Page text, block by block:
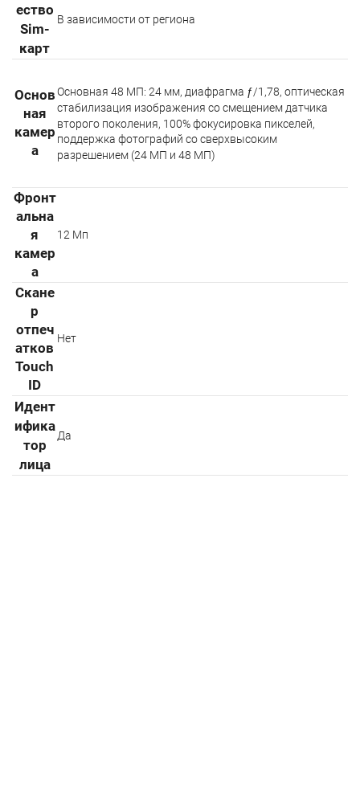
ество
Sim-
карт
В зависимости от региона
Основ
ная
камер
а
Основная 48 МП: 24 мм, диафрагма ƒ/1,78, оптическая
стабилизация изображения со смещением датчика
второго поколения, 100% фокусировка пикселей,
поддержка фотографий со сверхвысоким
разрешением (24 МП и 48 МП)
Фронт
альна
я
камер
а
12 Мп
Скане
р
отпеч
атков
Touch
ID
Нет
Идент
ифика
тор
лица
Да